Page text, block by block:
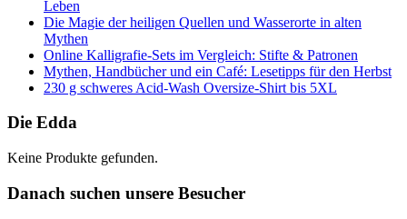
Leben
Die Magie der heiligen Quellen und Wasserorte in alten
Mythen
Online Kalligrafie‑Sets im Vergleich: Stifte & Patronen
Mythen, Handbücher und ein Café: Lesetipps für den Herbst
230 g schweres Acid-Wash Oversize-Shirt bis 5XL
Die Edda
Keine Produkte gefunden.
Danach suchen unsere Besucher